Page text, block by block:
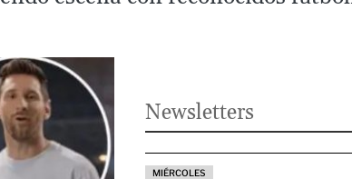
Newsletters
MIÉRCOLES